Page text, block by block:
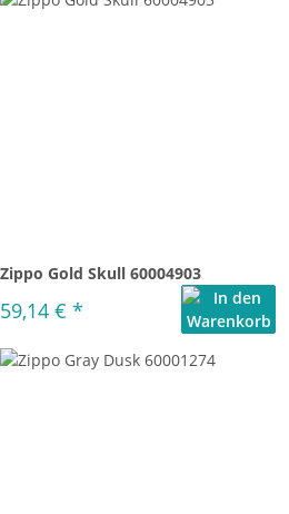
Zippo Gold Skull 60004903
59,14 € *